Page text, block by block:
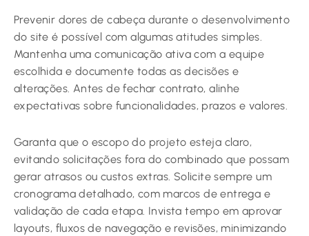
Prevenir dores de cabeça durante o desenvolvimento
do site é possível com algumas atitudes simples.
Mantenha uma comunicação ativa com a equipe
escolhida e documente todas as decisões e
alterações. Antes de fechar contrato, alinhe
expectativas sobre funcionalidades, prazos e valores.
Garanta que o escopo do projeto esteja claro,
evitando solicitações fora do combinado que possam
gerar atrasos ou custos extras. Solicite sempre um
cronograma detalhado, com marcos de entrega e
validação de cada etapa. Invista tempo em aprovar
layouts, fluxos de navegação e revisões, minimizando